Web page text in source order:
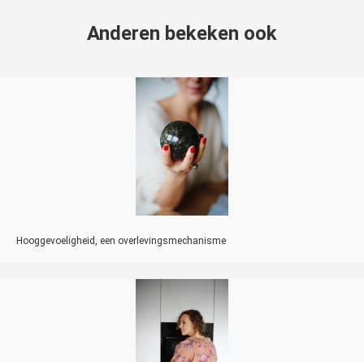
Anderen bekeken ook
Hooggevoeligheid, een overlevingsmechanisme